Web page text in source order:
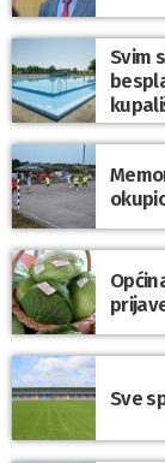
Svim
Sve